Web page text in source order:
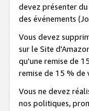
devez présenter
des événements
Vous devez
sur le Site
qu'une remise de
remise de 15 % de
Vous ne devez
nos politiques,